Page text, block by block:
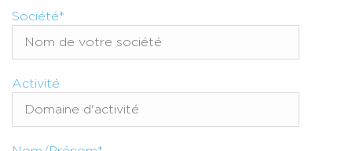
Société*
Activité